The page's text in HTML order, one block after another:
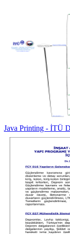
Java Printing - İTÜ